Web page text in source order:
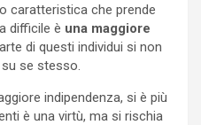
caratteristica che prende
difficile è una maggiore
di questi individui si non
se stesso.
indipendenza, si è più
è una virtù, ma si rischia